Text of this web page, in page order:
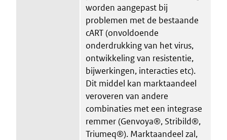
worden aangepast bij
problemen met de bestaande
cART (onvoldoende
onderdrukking van het virus,
ontwikkeling van resistentie,
bijwerkingen, interacties etc).
Dit middel kan marktaandeel
veroveren van andere
combinaties met een integrase
remmer (Genvoya®, Stribild®,
Triumeq®). Marktaandeel zal,